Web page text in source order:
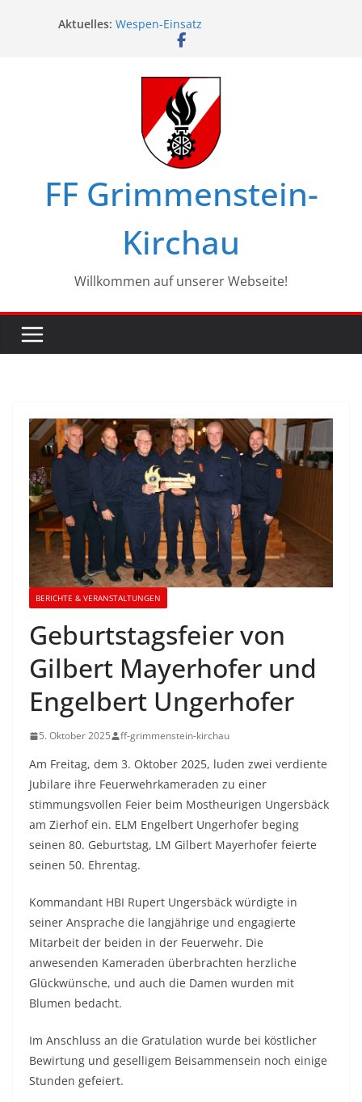
Aktuelles: Wespen-Einsatz
Glückwünsche zum 75. Geburtstag
Landesbewerbe in Zistersdorf
FF Grimmenstein-
Kirchau
Willkommen auf unserer Webseite!
BERICHTE & VERANSTALTUNGEN
Geburtstagsfeier von
Gilbert Mayerhofer und
Engelbert Ungerhofer
5. Oktober 2025 ff-grimmenstein-kirchau
Am Freitag, dem 3. Oktober 2025, luden zwei verdiente
Jubilare ihre Feuerwehrkameraden zu einer
stimmungsvollen Feier beim Mostheurigen Ungersbäck
am Zierhof ein. ELM Engelbert Ungerhofer beging
seinen 80. Geburtstag, LM Gilbert Mayerhofer feierte
seinen 50. Ehrentag.
Kommandant HBI Rupert Ungersbäck würdigte in
seiner Ansprache die langjährige und engagierte
Mitarbeit der beiden in der Feuerwehr. Die
anwesenden Kameraden überbrachten herzliche
Glückwünsche, und auch die Damen wurden mit
Blumen bedacht.
Im Anschluss an die Gratulation wurde bei köstlicher
Bewirtung und geselligem Beisammensein noch einige
Stunden gefeiert.